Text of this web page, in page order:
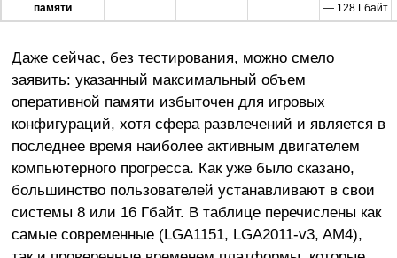
памяти
— 128 Гбайт
Даже сейчас, без тестирования, можно смело
заявить: указанный максимальный объем
оперативной памяти избыточен для игровых
конфигураций, хотя сфера развлечений и является в
последнее время наиболее активным двигателем
компьютерного прогресса. Как уже было сказано,
большинство пользователей устанавливают в свои
системы 8 или 16 Гбайт. В таблице перечислены как
самые современные (LGA1151, LGA2011-v3, AM4),